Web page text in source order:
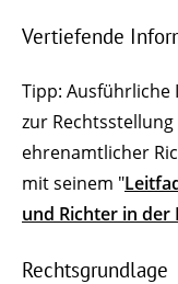
Vertiefende
Tipp:
zur
ehrenamtlicher
mit seinem "
und Richter in
Rechtsgrundlage